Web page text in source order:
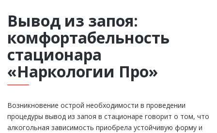
Вывод из запоя:
комфортабельность
стационара
«Наркологии Про»
Возникновение острой необходимости в проведении
процедуры вывод из запоя в стационаре говорит о том, что
алкогольная зависимость приобрела устойчивую форму и